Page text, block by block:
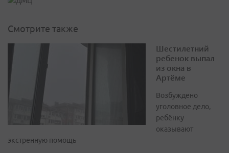
Смотрите также
Шестилетний
ребенок выпал
из окна в
Артёме
Возбуждено
уголовное дело,
ребёнку
оказывают
экстренную помощь